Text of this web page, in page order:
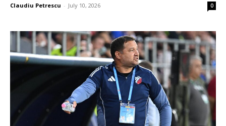
Claudiu Petrescu - July 10, 2026 0